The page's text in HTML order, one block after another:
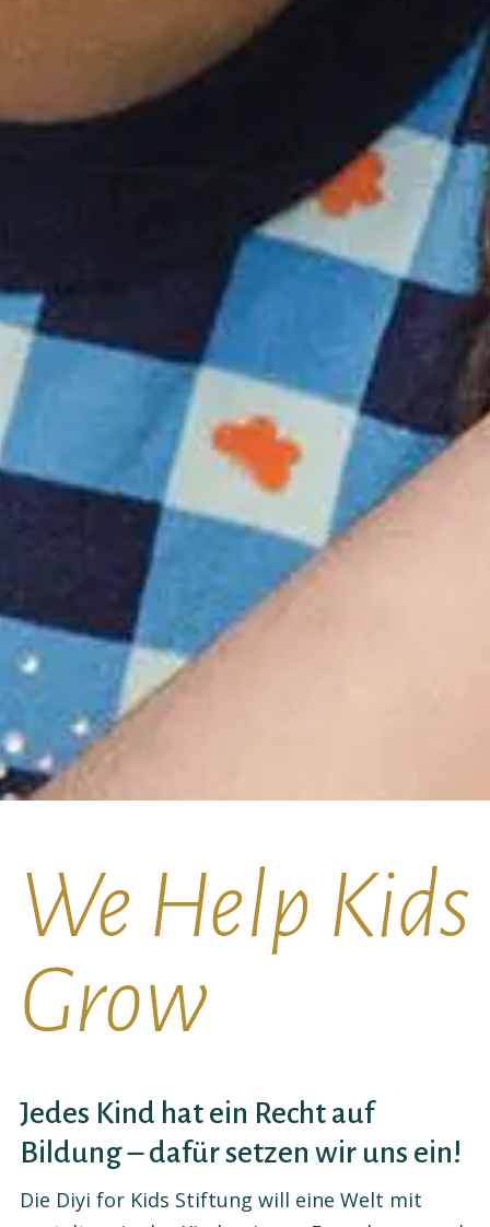
We Help Kids
Grow
Jedes Kind hat ein Recht auf
Bildung – dafür setzen wir uns ein!
Die Diyi for Kids Stiftung will eine Welt mit